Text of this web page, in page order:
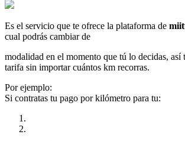
Es el servicio que te ofrece la plataforma de
cual podrás cambiar de
modalidad en el momento que tú lo decidas, así
tarifa sin importar cuántos km recorras.
Por ejemplo:
Si contratas tu pago por kilómetro para tu: